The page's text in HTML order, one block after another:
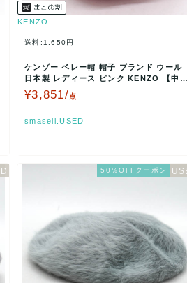
KENZO
送料:1,650円
ケンゾー ベレー帽 帽子 ブランド ウール
日本製 レディース ピンク KENZO 【中
古】
¥3,851/点
smasell.USED
50％OFFクーポン